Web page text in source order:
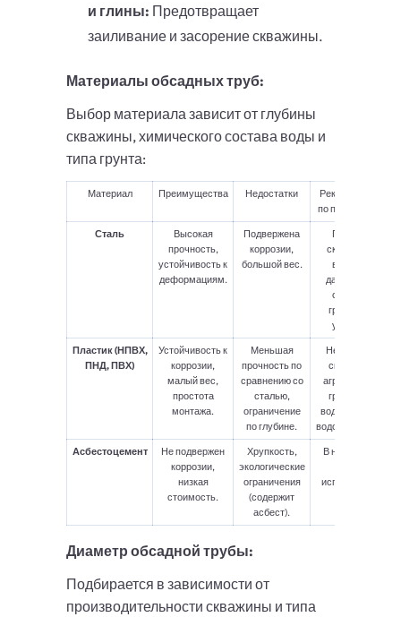
и глины: Предотвращает
заиливание и засорение скважины.
Материалы обсадных труб:
Выбор материала зависит от глубины
скважины, химического состава воды и
типа грунта:
Материал Преимущества Недостатки
Рекомендации
по применению
Сталь
Высокая
прочность,
устойчивость к
деформациям.
Подвержена
коррозии,
большой вес.
Глубокие
скважины с
высоким
давлением,
сложные
грунтовые
условия.
Пластик (НПВХ,
ПНД, ПВХ)
Устойчивость к
коррозии,
малый вес,
простота
монтажа.
Меньшая
прочность по
сравнению со
сталью,
ограничение
по глубине.
Неглубокие
скважины,
агрессивные
грунтовые
воды, частное
водоснабжение.
Асбестоцемент
Не подвержен
коррозии,
низкая
стоимость.
Хрупкость,
экологические
ограничения
(содержит
асбест).
В настоящее
используется
Диаметр обсадной трубы:
Подбирается в зависимости от
производительности скважины и типа